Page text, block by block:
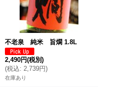
不老泉 純米 旨燗 1.8L
2,490円(税別)
(税込: 2,739円)
在庫あり